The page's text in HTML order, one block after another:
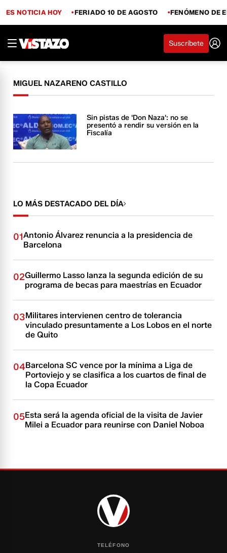
ES NOTICIA HOY FERIADO 10 DE AGOSTO FENÓMENO DE
Suscríbete
MIGUEL NAZARENO CASTILLO
Sin pistas de 'Don Naza': no se
presentó a rendir su versión en la
Fiscalía
LO MÁS DESTACADO DEL DÍA
01Antonio Álvarez renuncia a la presidencia de
Barcelona
02Guillermo Lasso lanza la segunda edición de su
programa de becas para maestrías en Ecuador
03Militares intervienen centro de tolerancia
vinculado presuntamente a Los Lobos en el norte
de Quito
04Barcelona SC vence por la mínima a Liga de
Portoviejo y se clasifica a los cuartos de final de
la Copa Ecuador
05Esta será la agenda oficial de la visita de Javier
Milei a Ecuador para reunirse con Daniel Noboa
TELÉFONO